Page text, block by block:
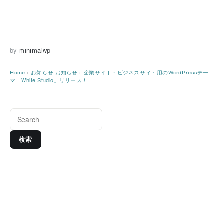
by minimalwp
Home › お知らせ お知らせ › 企業サイト・ビジネスサイト用のWordPressテー
マ「White Studio」リリース！
検索